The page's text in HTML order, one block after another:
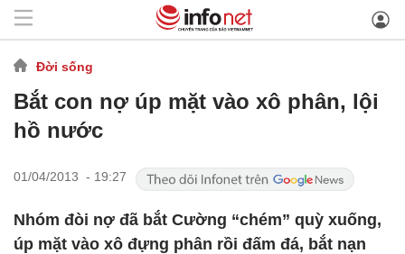
Đời sống
Bắt con nợ úp mặt vào xô phân, lội
hồ nước
01/04/2013 - 19:27
Nhóm đòi nợ đã bắt Cường “chém” quỳ xuống,
úp mặt vào xô đựng phân rồi đấm đá, bắt nạn